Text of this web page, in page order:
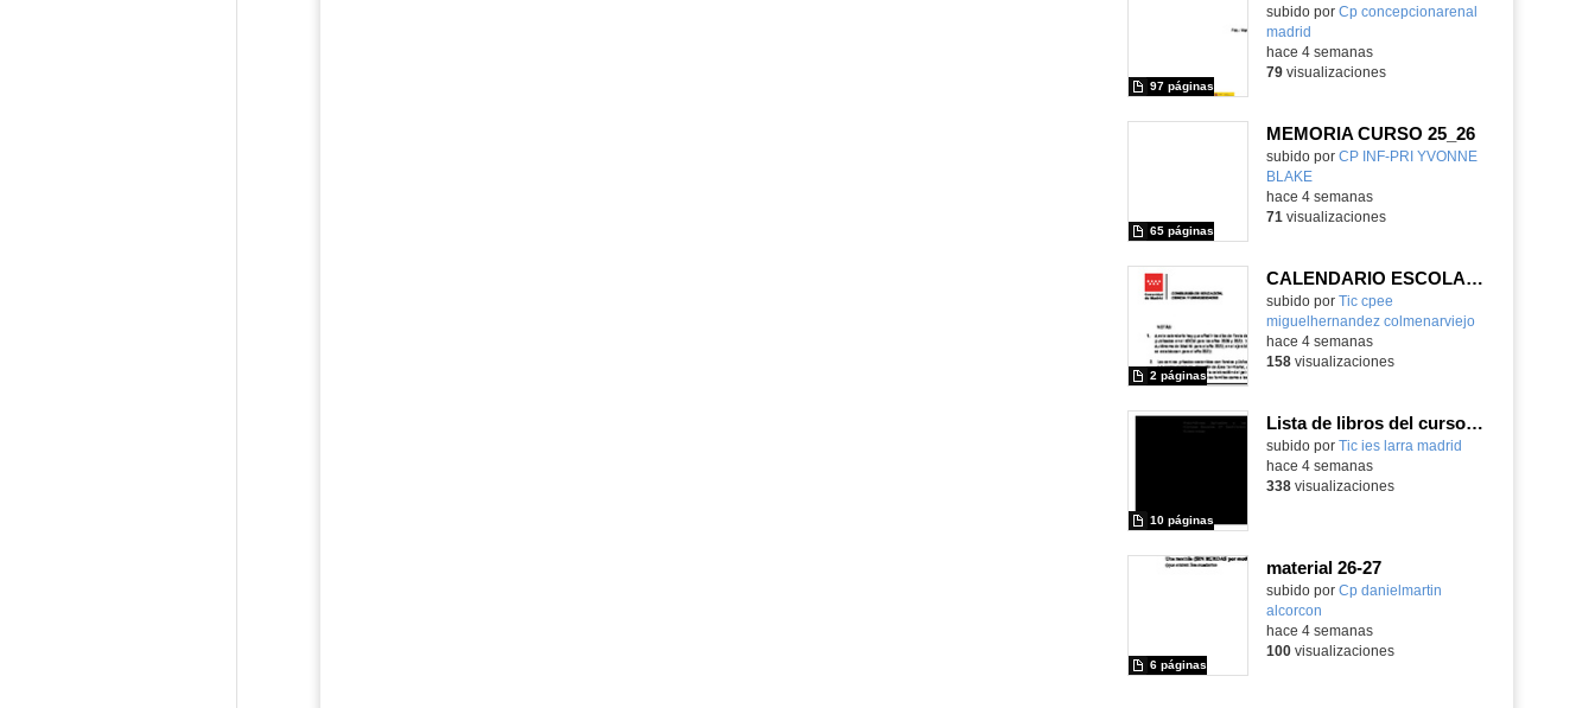
subido por Cp concepcionarenal
madrid
97 páginas
hace 4 semanas
79visualizaciones
MEMORIA CURSO 25_26
subido por CP INF-PRI YVONNE
BLAKE
65 páginas
-
hace 4 semanas
71 visualizaciones
CALENDARIO ESCOLAR CURSO 2026/2027
subido por Tic cpee
miguelhernandez colmenarviejo
2 páginas
-
hace 4 semanas
158visualizaciones
Lista de libros del curso 26-27
subido por Tic ies larra madrid
10 páginas
hace 4 semanas
338visualizaciones
material 26-27
subido por Cp danielmartin
alcorcon
6 páginas
hace 4 semanas
100visualizaciones